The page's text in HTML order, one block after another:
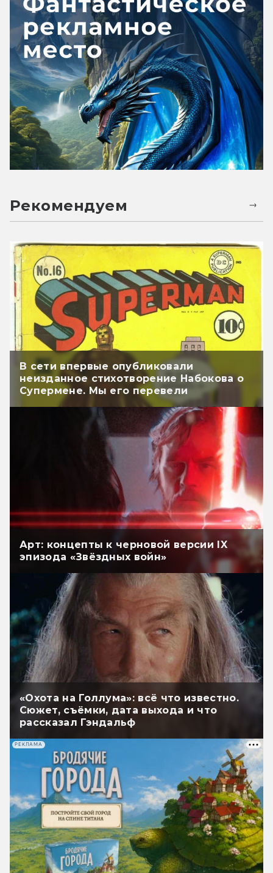
Рекомендуем
В сети впервые опубликовали
неизданное стихотворение Набокова о
Супермене. Мы его перевели
Арт: концепты к черновой версии IX
эпизода «Звёздных войн»
«Охота на Голлума»: всё что известно.
Сюжет, съёмки, дата выхода и что
рассказал Гэндальф
РЕКЛАМА